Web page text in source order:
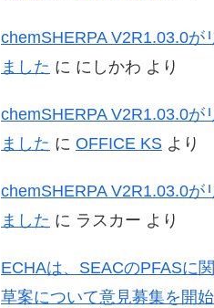
chemSHERPA V2R1.03.0が
ました に にしかわ より
chemSHERPA V2R1.03.0が
ました に OFFICE KS より
chemSHERPA V2R1.03.0が
ました に ラスカー より
ECHAは、SEACのPFASに
草案について意見募集を開